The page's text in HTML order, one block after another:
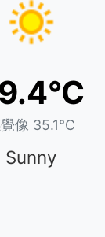
像 35.1°C
Sunny